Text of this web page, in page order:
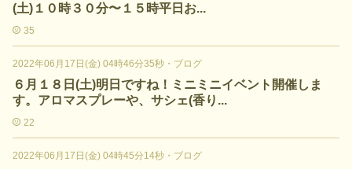
(土)１０時３０分〜１５時平日お...
35
2022年06月17日(金) 04時46分35秒 ・ ブログ
６月１８日(土)明日ですね！ミニミニイベント開催しま
す。アロマスプレーや、サシェ(香り...
22
2022年06月17日(金) 04時45分14秒 ・ ブログ